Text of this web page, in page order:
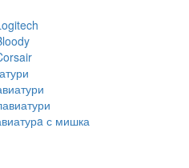
с мишка